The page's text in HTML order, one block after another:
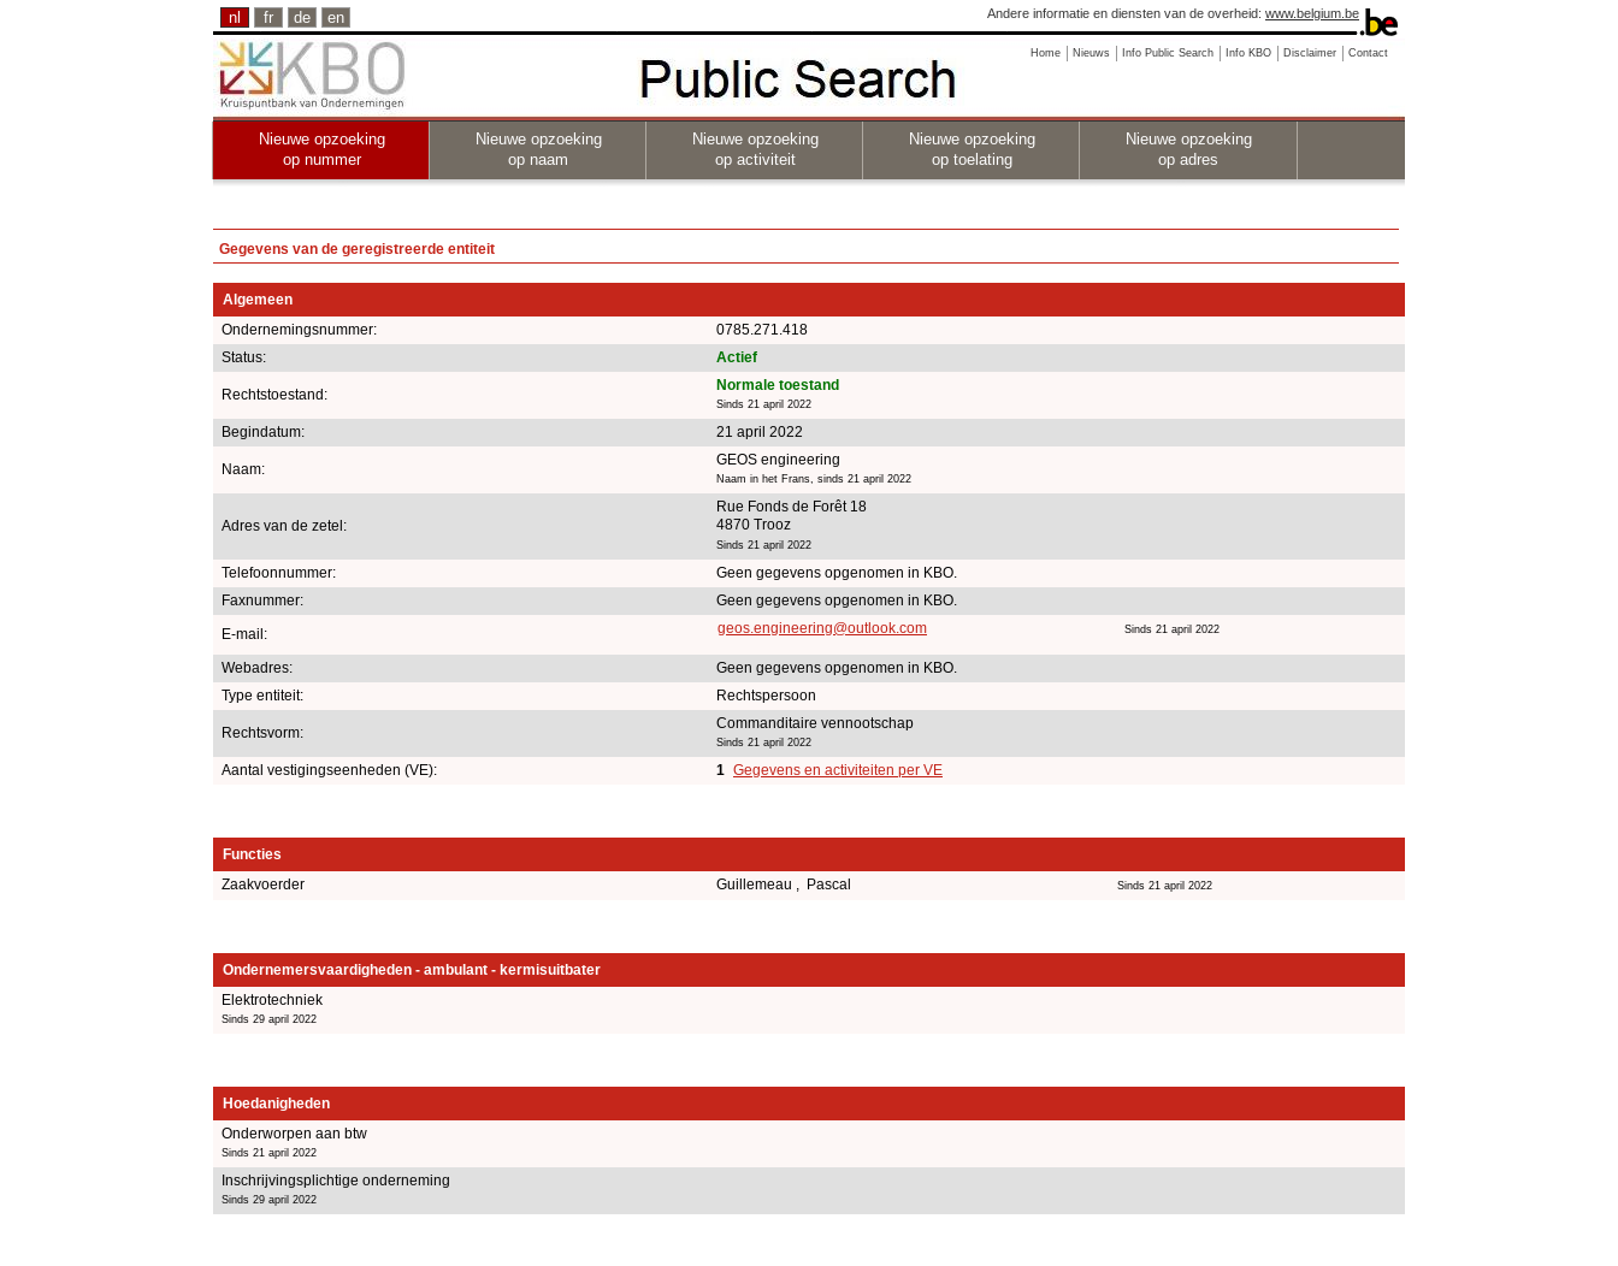
nl fr de en Andere informatie en diensten van de overheid: www.belgium.be
Home Nieuws Info Public Search Info KBO Disclaimer Contact
Nieuwe opzoeking
op nummer
Nieuwe opzoeking
op naam
Nieuwe opzoeking
op activiteit
Nieuwe opzoeking
op toelating
Nieuwe opzoeking
op adres
Gegevens van de geregistreerde entiteit
Algemeen
Ondernemingsnummer:
0785.271.418
Status:
Actief
Rechtstoestand:
Normale toestand
Sinds 21 april 2022
Begindatum: 21 april 2022
Naam:
GEOS engineering
Naam in het Frans, sinds 21 april 2022
Adres van de zetel:
Rue Fonds de Forêt 18
4870 Trooz
Sinds 21 april 2022
Telefoonnummer:
Geen gegevens opgenomen in KBO.
Faxnummer:
Geen gegevens opgenomen in KBO.
E-mail:
geos.engineering@outlook.com Sinds 21 april 2022
Webadres:
Geen gegevens opgenomen in KBO.
Type entiteit:
Rechtspersoon
Rechtsvorm:
Commanditaire vennootschap
Sinds 21 april 2022
Aantal vestigingseenheden (VE): 1 Gegevens en activiteiten per VE
Functies
Zaakvoerder
Guillemeau , Pascal Sinds 21 april 2022
Ondernemersvaardigheden - ambulant - kermisuitbater
Elektrotechniek
Sinds 29 april 2022
Hoedanigheden
Onderworpen aan btw
Sinds 21 april 2022
Inschrijvingsplichtige onderneming
Sinds 29 april 2022